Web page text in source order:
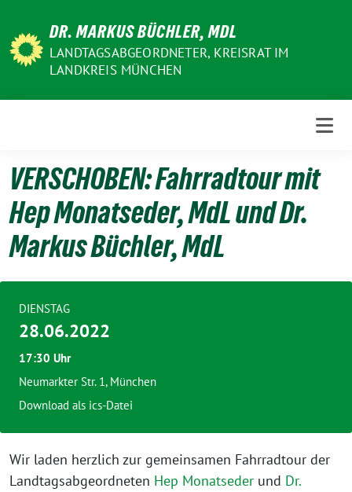
zum
Inhalt
DR. MARKUS BÜCHLER, MDL
LANDTAGSABGEORDNETER, KREISRAT IM
LANDKREIS MÜNCHEN
VERSCHOBEN: Fahrradtour mit
Hep Monatseder, MdL und Dr.
Markus Büchler, MdL
Wir laden herzlich zur gemeinsamen Fahrradtour der
Landtagsabgeordneten Hep Monatseder und Dr.
DIENSTAG
28.06.2022
17:30 Uhr
Neumarkter Str. 1, München
Download als ics-Datei